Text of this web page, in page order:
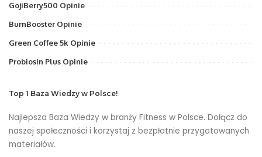
GojiBerry500 Opinie
BurnBooster Opinie
Green Coffee 5k Opinie
Probiosin Plus Opinie
Top 1 Baza Wiedzy w Polsce!
Najlepsza Baza Wiedzy w branży Fitness w Polsce. Dołącz do
naszej społeczności i korzystaj z bezpłatnie przygotowanych
materiałów.